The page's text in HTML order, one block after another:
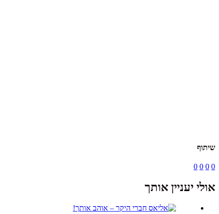
שיתוף
0
0
0
0
אולי יעניין אותך